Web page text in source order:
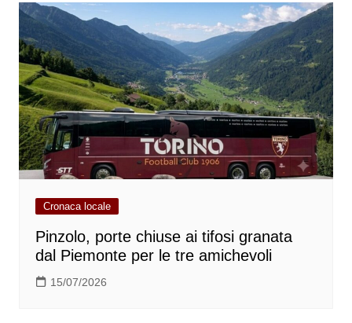
Cronaca locale
Pinzolo, porte chiuse ai tifosi granata
dal Piemonte per le tre amichevoli
15/07/2026